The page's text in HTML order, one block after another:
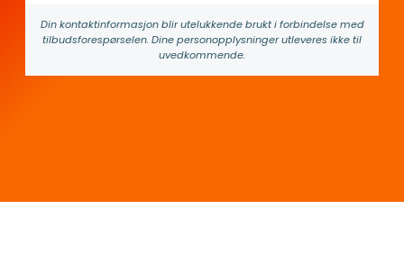
Din kontakt­informasjon blir utelukkende brukt i forbindelse med
tilbuds­forespørselen. Dine person­­opplysninger utleveres ikke til
uvedkommende.